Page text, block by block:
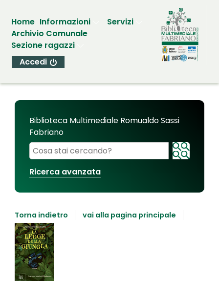
Home Informazioni
Servizi
Archivio Comunale
Sezione ragazzi
Accedi
Biblioteca Multimediale Romualdo Sassi
Fabriano
Cerca su "Biblioteca Multimediale Romualdo
Ricerca avanzata
Torna indietro vai alla pagina principale
Dettaglio
del
documento